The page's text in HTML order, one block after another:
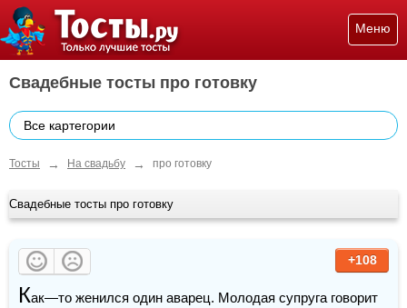
Меню
Свадебные тосты про готовку
Все картегории
Тосты → На свадьбу → про готовку
Свадебные тосты про готовку
+108
Как—то женился один аварец. Молодая супруга говорит